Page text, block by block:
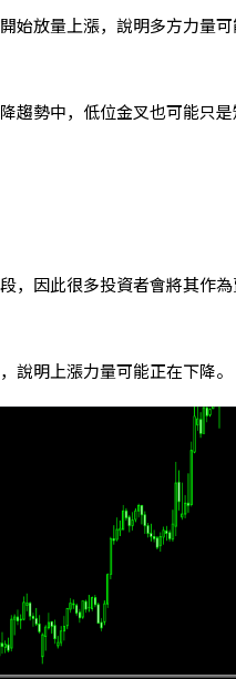
始放量上漲，說明多方力量
趨勢中，低位金叉也可能只
，因此很多投資者會將其作
說明上漲力量可能正在下降。